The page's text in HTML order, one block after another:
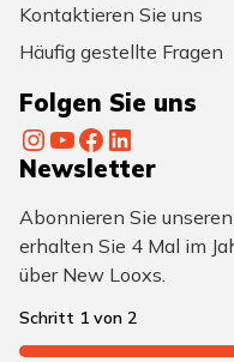
Kontaktieren Sie uns
Häufig gestellte Fragen
Folgen Sie uns
InstagramYouTube Facebook LinkedIn
Newsletter
Abonnieren Sie
erhalten Sie 4 Mal im
über New Looxs.
Schritt 1 von 2